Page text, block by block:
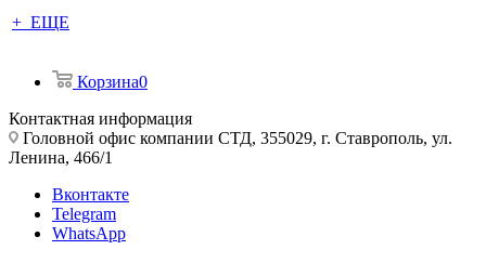
+ ЕЩЕ
Корзина0
Контактная информация
Головной офис компании СТД, 355029, г. Ставрополь, ул.
Ленина, 466/1
Вконтакте
Telegram
WhatsApp